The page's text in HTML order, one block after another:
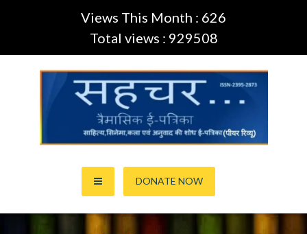
Views This Month : 626
Total views : 929508
सहचर ई-पत्रिका… (ISSN:2395-
2873)
DONATE NOW